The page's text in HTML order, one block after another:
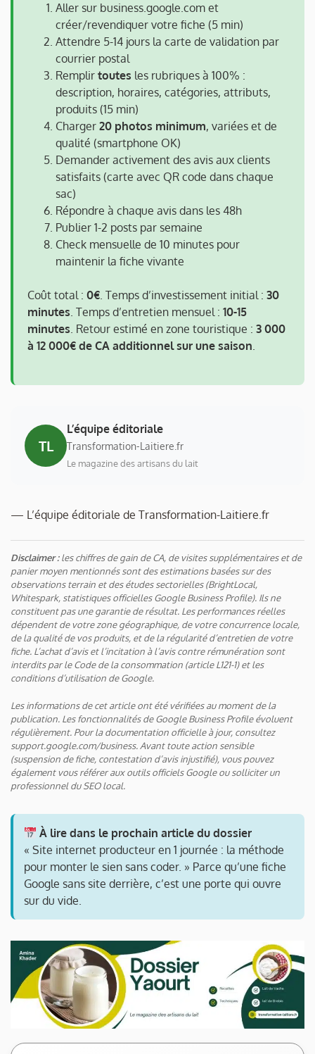
Aller sur business.google.com et
créer/revendiquer votre fiche (5 min)
Attendre 5-14 jours la carte de validation par
courrier postal
Remplir toutes les rubriques à 100% :
description, horaires, catégories, attributs,
produits (15 min)
Charger 20 photos minimum, variées et de
qualité (smartphone OK)
Demander activement des avis aux clients
satisfaits (carte avec QR code dans chaque
sac)
Répondre à chaque avis dans les 48h
Publier 1-2 posts par semaine
Check mensuelle de 10 minutes pour
maintenir la fiche vivante
Coût total : 0€. Temps d’investissement initial : 30
minutes. Temps d’entretien mensuel : 10-15
minutes. Retour estimé en zone touristique : 3 000
à 12 000€ de CA additionnel sur une saison.
TL
L’équipe éditoriale
Transformation-Laitiere.fr
Le magazine des artisans du lait
— L’équipe éditoriale de Transformation-Laitiere.fr
Disclaimer :les chiffres de gain de CA, de visites supplémentaires et de
panier moyen mentionnés sont des estimations basées sur des
observations terrain et des études sectorielles (BrightLocal,
Whitespark, statistiques officielles Google Business Profile). Ils ne
constituent pas une garantie de résultat. Les performances réelles
dépendent de votre zone géographique, de votre concurrence locale,
de la qualité de vos produits, et de la régularité d’entretien de votre
fiche. L’achat d’avis et l’incitation à l’avis contre rémunération sont
interdits par le Code de la consommation (article L121-1) et les
conditions d’utilisation de Google.
Les informations de cet article ont été vérifiées au moment de la
publication. Les fonctionnalités de Google Business Profile évoluent
régulièrement. Pour la documentation officielle à jour, consultez
support.google.com/business. Avant toute action sensible
(suspension de fiche, contestation d’avis injustifié), vous pouvez
également vous référer aux outils officiels Google ou solliciter un
professionnel du SEO local.
À lire dans le prochain article du dossier
« Site internet producteur en 1 journée : la méthode
pour monter le sien sans coder. » Parce qu’une fiche
Google sans site derrière, c’est une porte qui ouvre
sur du vide.